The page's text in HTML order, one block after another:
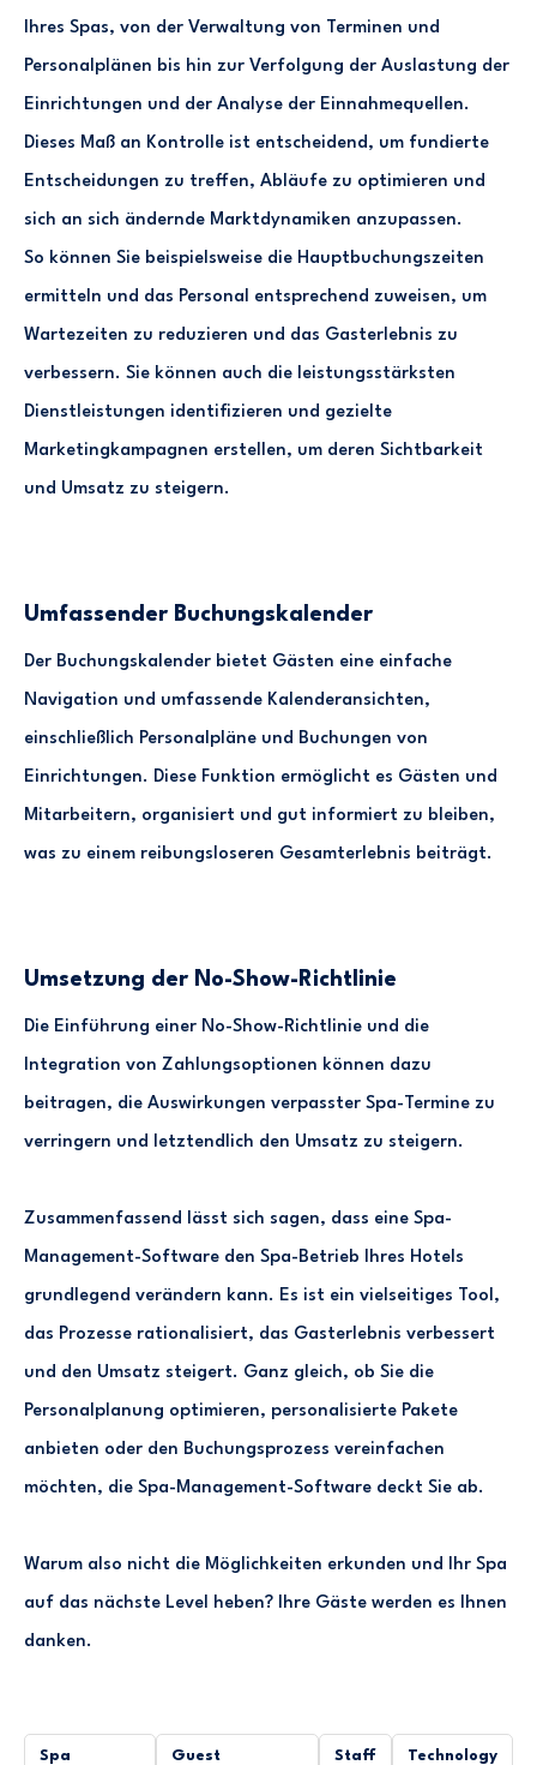
Ihres Spas, von der Verwaltung von Terminen und
Personalplänen bis hin zur Verfolgung der Auslastung der
Einrichtungen und der Analyse der Einnahmequellen.
Dieses Maß an Kontrolle ist entscheidend, um fundierte
Entscheidungen zu treffen, Abläufe zu optimieren und
sich an sich ändernde Marktdynamiken anzupassen.
So können Sie beispielsweise die Hauptbuchungszeiten
ermitteln und das Personal entsprechend zuweisen, um
Wartezeiten zu reduzieren und das Gasterlebnis zu
verbessern. Sie können auch die leistungsstärksten
Dienstleistungen identifizieren und gezielte
Marketingkampagnen erstellen, um deren Sichtbarkeit
und Umsatz zu steigern.
Umfassender Buchungskalender
Der Buchungskalender bietet Gästen eine einfache
Navigation und umfassende Kalenderansichten,
einschließlich Personalpläne und Buchungen von
Einrichtungen. Diese Funktion ermöglicht es Gästen und
Mitarbeitern, organisiert und gut informiert zu bleiben,
was zu einem reibungsloseren Gesamterlebnis beiträgt.
Umsetzung der No-Show-Richtlinie
Die Einführung einer No-Show-Richtlinie und die
Integration von Zahlungsoptionen können dazu
beitragen, die Auswirkungen verpasster Spa-Termine zu
verringern und letztendlich den Umsatz zu steigern.
Zusammenfassend lässt sich sagen, dass eine Spa-
Management-Software den Spa-Betrieb Ihres Hotels
grundlegend verändern kann. Es ist ein vielseitiges Tool,
das Prozesse rationalisiert, das Gasterlebnis verbessert
und den Umsatz steigert. Ganz gleich, ob Sie die
Personalplanung optimieren, personalisierte Pakete
anbieten oder den Buchungsprozess vereinfachen
möchten, die Spa-Management-Software deckt Sie ab.
Warum also nicht die Möglichkeiten erkunden und Ihr Spa
auf das nächste Level heben? Ihre Gäste werden es Ihnen
danken.
Spa
Guest
Staff Technology